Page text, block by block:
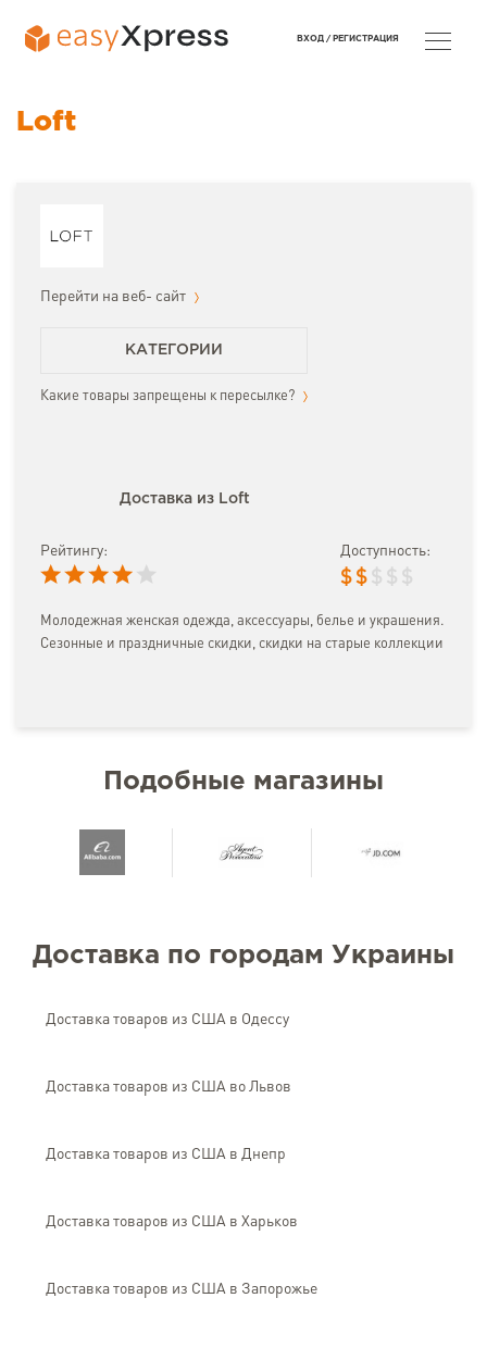
Loft
Перейти на веб- сайт
КАТЕГОРИИ
Какие товары запрещены к пересылке?
Доставка из Loft
Рейтингу: Доступность:
$ $ $ $ $
Молодежная женская одежда, аксессуары, белье и украшения.
Сезонные и праздничные скидки, скидки на старые коллекции
Подобные магазины
Доставка по городам Украины
Доставка товаров из США в Одессу
Доставка товаров из США во Львов
Доставка товаров из США в Днепр
Доставка товаров из США в Харьков
Доставка товаров из США в Запорожье
ВХОД / РЕГИСТРАЦИЯ